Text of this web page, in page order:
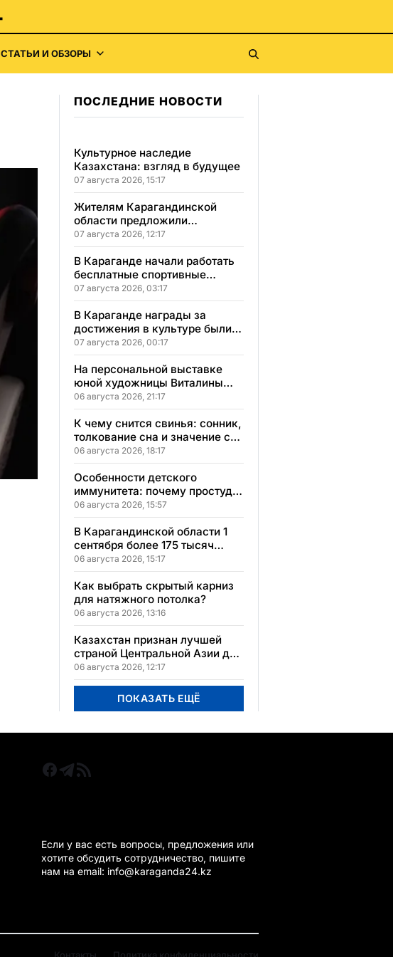
СТАТЬИ И ОБЗОРЫ
ПОСЛЕДНИЕ НОВОСТИ
Культурное наследие
Казахстана: взгляд в будущее
07 августа 2026, 15:17
Жителям Карагандинской
области предложили
бесплатное обучение с
гарантией трудоустройства
07 августа 2026, 12:17
В Караганде начали работать
бесплатные спортивные
секции для детей с
инвалидностью
07 августа 2026, 03:17
В Караганде награды за
достижения в культуре были
вручены 5 лауреатам
07 августа 2026, 00:17
На персональной выставке
юной художницы Виталины
представлено 156 работ
06 августа 2026, 21:17
К чему снится свинья: сонник,
толкование сна и значение сна
для вашей жизни
06 августа 2026, 18:17
Особенности детского
иммунитета: почему простуды
у детей протекают иначе и как
правильно им помогать
06 августа 2026, 15:57
В Карагандинской области 1
сентября более 175 тысяч
школьников начнут учебный
год
06 августа 2026, 15:17
Как выбрать скрытый карниз
для натяжного потолка?
06 августа 2026, 13:16
Казахстан признан лучшей
страной Центральной Азии для
переезда
06 августа 2026, 12:17
ПОКАЗАТЬ ЕЩЁ
Если у вас есть вопросы, предложения или
хотите обсудить сотрудничество, пишите
нам на email: info@karaganda24.kz